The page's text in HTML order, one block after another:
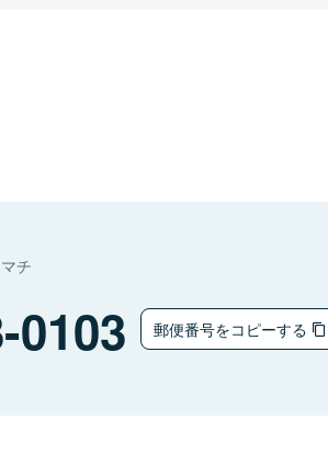
チ
0103 郵便番号をコピーする